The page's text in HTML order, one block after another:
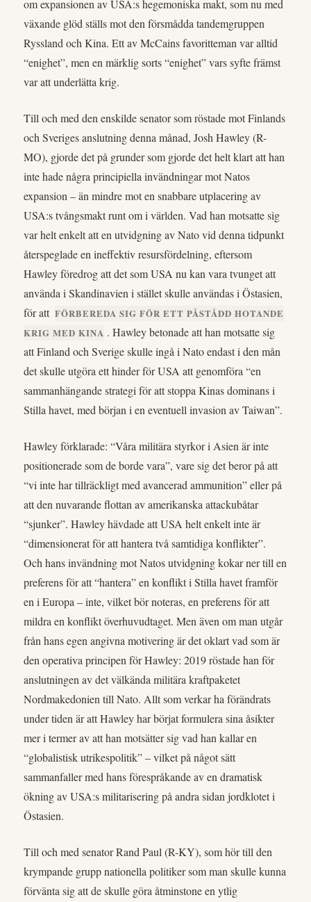
om expansionen av USA:s hegemoniska makt, som nu med
växande glöd ställs mot den försmådda tandemgruppen
Ryssland och Kina. Ett av McCains favoritteman var alltid
“enighet”, men en märklig sorts “enighet” vars syfte främst
var att underlätta krig.
Till och med den enskilde senator som röstade mot Finlands
och Sveriges anslutning denna månad, Josh Hawley (R-
MO), gjorde det på grunder som gjorde det helt klart att han
inte hade några principiella invändningar mot Natos
expansion – än mindre mot en snabbare utplacering av
USA:s tvångsmakt runt om i världen. Vad han motsatte sig
var helt enkelt att en utvidgning av Nato vid denna tidpunkt
återspeglade en ineffektiv resursfördelning, eftersom
Hawley föredrog att det som USA nu kan vara tvunget att
använda i Skandinavien i stället skulle användas i Östasien,
för att FÖRBEREDA SIG FÖR ETT PÅSTÅDD HOTANDE
KRIG MED KINA . Hawley betonade att han motsatte sig
att Finland och Sverige skulle ingå i Nato endast i den mån
det skulle utgöra ett hinder för USA att genomföra “en
sammanhängande strategi för att stoppa Kinas dominans i
Stilla havet, med början i en eventuell invasion av Taiwan”.
Hawley förklarade: “Våra militära styrkor i Asien är inte
positionerade som de borde vara”, vare sig det beror på att
“vi inte har tillräckligt med avancerad ammunition” eller på
att den nuvarande flottan av amerikanska attackubåtar
“sjunker”. Hawley hävdade att USA helt enkelt inte är
“dimensionerat för att hantera två samtidiga konflikter”.
Och hans invändning mot Natos utvidgning kokar ner till en
preferens för att “hantera” en konflikt i Stilla havet framför
en i Europa – inte, vilket bör noteras, en preferens för att
mildra en konflikt överhuvudtaget. Men även om man utgår
från hans egen angivna motivering är det oklart vad som är
den operativa principen för Hawley: 2019 röstade han för
anslutningen av det välkända militära kraftpaketet
Nordmakedonien till Nato. Allt som verkar ha förändrats
under tiden är att Hawley har börjat formulera sina åsikter
mer i termer av att han motsätter sig vad han kallar en
“globalistisk utrikespolitik” – vilket på något sätt
sammanfaller med hans förespråkande av en dramatisk
ökning av USA:s militarisering på andra sidan jordklotet i
Östasien.
Till och med senator Rand Paul (R-KY), som hör till den
krympande grupp nationella politiker som man skulle kunna
förvänta sig att de skulle göra åtminstone en ytlig